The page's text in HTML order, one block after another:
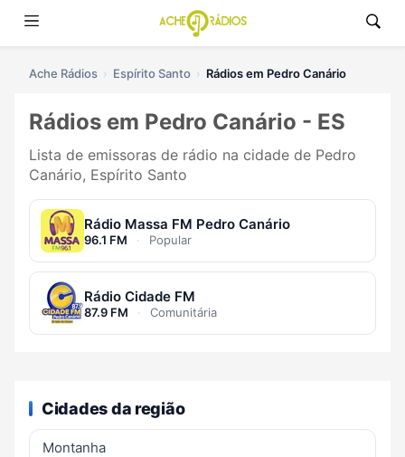
Ache Rádios Espírito Santo Rádios em Pedro Canário
Rádios em Pedro Canário - ES
Lista de emissoras de rádio na cidade de Pedro
Canário, Espírito Santo
Rádio Massa FM Pedro Canário
96.1 FM · Popular
Rádio Cidade FM
87.9 FM · Comunitária
Cidades da região
Montanha